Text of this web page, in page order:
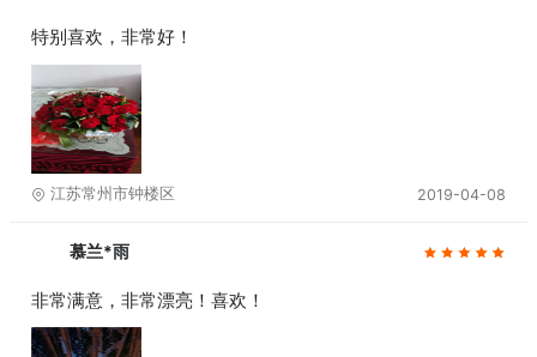
特别喜欢，非常好！
江苏常州市钟楼区 2019-04-08
慕兰*雨
非常满意，非常漂亮！喜欢！